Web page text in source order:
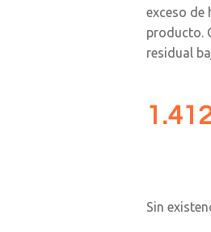
exceso de
producto.
residual
Sin